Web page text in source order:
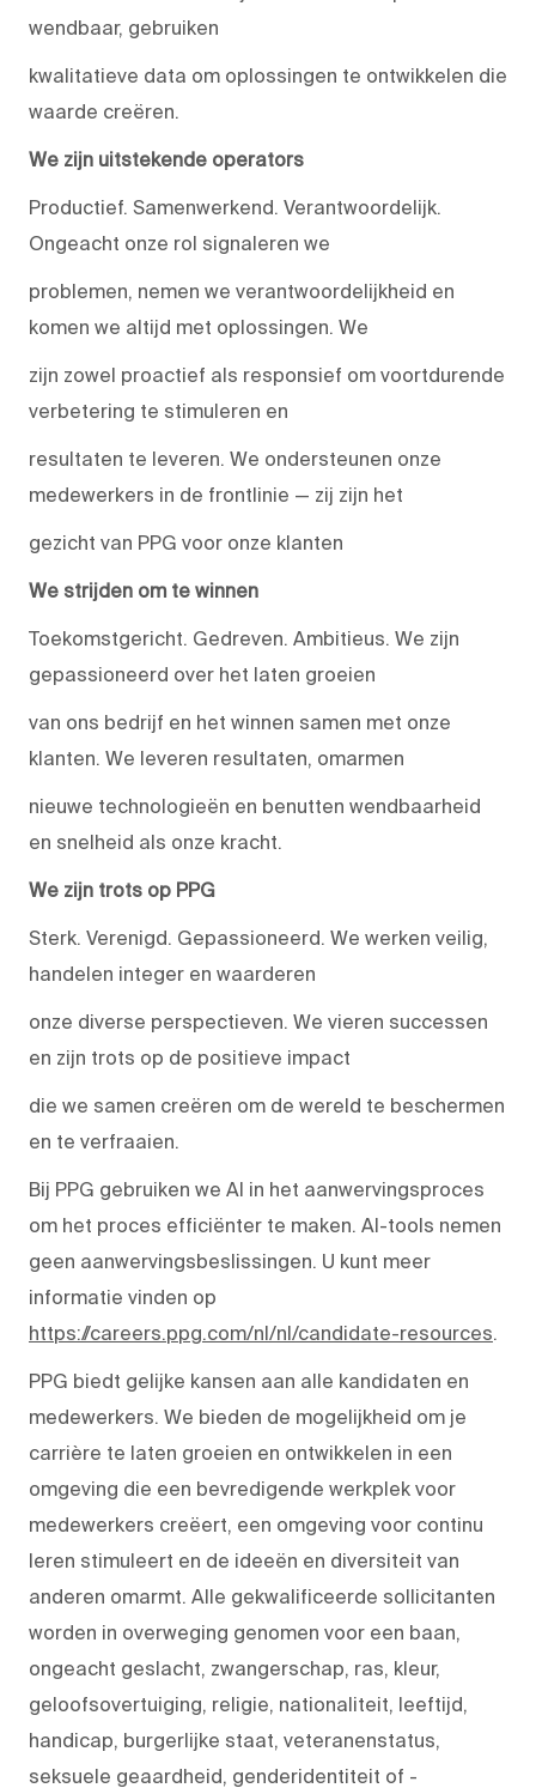
wendbaar, gebruiken
kwalitatieve data om oplossingen te ontwikkelen die
waarde creëren.
We zijn uitstekende operators
Productief. Samenwerkend. Verantwoordelijk.
Ongeacht onze rol signaleren we
problemen, nemen we verantwoordelijkheid en
komen we altijd met oplossingen. We
zijn zowel proactief als responsief om voortdurende
verbetering te stimuleren en
resultaten te leveren. We ondersteunen onze
medewerkers in de frontlinie — zij zijn het
gezicht van PPG voor onze klanten
We strijden om te winnen
Toekomstgericht. Gedreven. Ambitieus. We zijn
gepassioneerd over het laten groeien
van ons bedrijf en het winnen samen met onze
klanten. We leveren resultaten, omarmen
nieuwe technologieën en benutten wendbaarheid
en snelheid als onze kracht.
We zijn trots op PPG
Sterk. Verenigd. Gepassioneerd. We werken veilig,
handelen integer en waarderen
onze diverse perspectieven. We vieren successen
en zijn trots op de positieve impact
die we samen creëren om de wereld te beschermen
en te verfraaien.
Bij PPG gebruiken we AI in het aanwervingsproces
om het proces efficiënter te maken. AI-tools nemen
geen aanwervingsbeslissingen. U kunt meer
informatie vinden op
https://careers.ppg.com/nl/nl/candidate-resources.
PPG biedt gelijke kansen aan alle kandidaten en
medewerkers. We bieden de mogelijkheid om je
carrière te laten groeien en ontwikkelen in een
omgeving die een bevredigende werkplek voor
medewerkers creëert, een omgeving voor continu
leren stimuleert en de ideeën en diversiteit van
anderen omarmt. Alle gekwalificeerde sollicitanten
worden in overweging genomen voor een baan,
ongeacht geslacht, zwangerschap, ras, kleur,
geloofsovertuiging, religie, nationaliteit, leeftijd,
handicap, burgerlijke staat, veteranenstatus,
seksuele geaardheid, genderidentiteit of -